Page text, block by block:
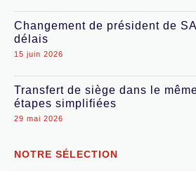
Changement de président de
délais
15 juin 2026
Transfert de siège dans le
étapes simplifiées
29 mai 2026
NOTRE SÉLECTION